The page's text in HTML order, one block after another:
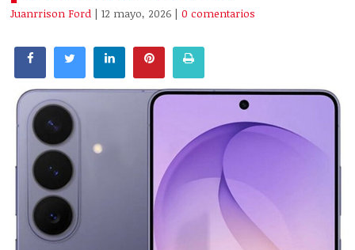
Juanrrison Ford | 12 mayo, 2026 |0 comentarios